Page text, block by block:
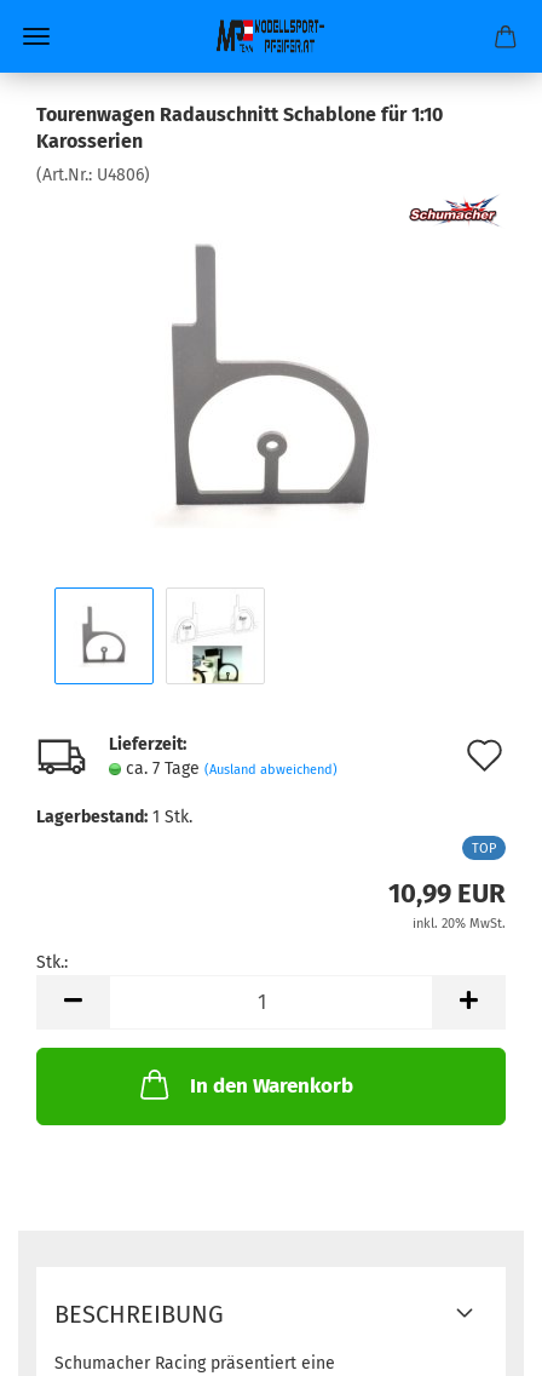
Tourenwagen Radauschnitt Schablone für 1:10
Karosserien
(Art.Nr.: U4806)
Lieferzeit:
ca. 7 Tage (Ausland abweichend)
Lagerbestand: 1 Stk.
TOP
10,99 EUR
inkl. 20% MwSt.
Stk.:
In den Warenkorb
BESCHREIBUNG
Schumacher Racing präsentiert eine